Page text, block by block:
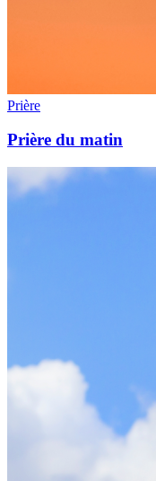
Prière
Prière du matin